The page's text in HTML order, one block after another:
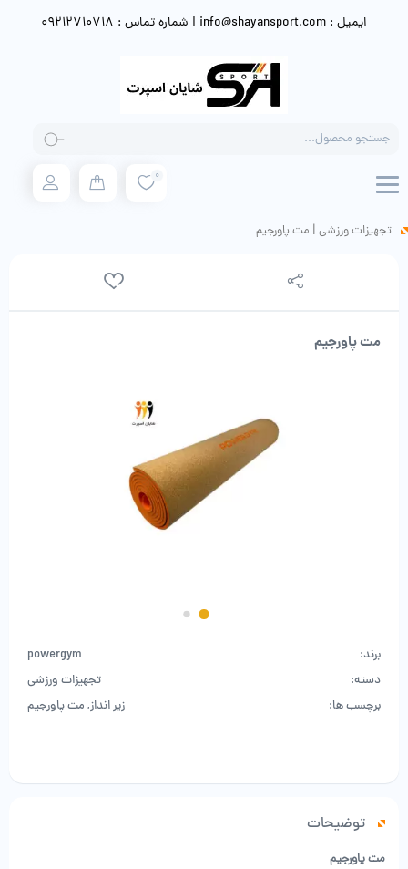
ایمیل : info@shayansport.com | شماره تماس : 09212710718
search
0
تجهیزات ورزشی | مت پاورجیم
مت پاورجیم
برند:
powergym
دسته:
تجهیزات ورزشی
برچسب ها:
زیر انداز, مت پاورجیم
توضیحات
مت پاورجیم